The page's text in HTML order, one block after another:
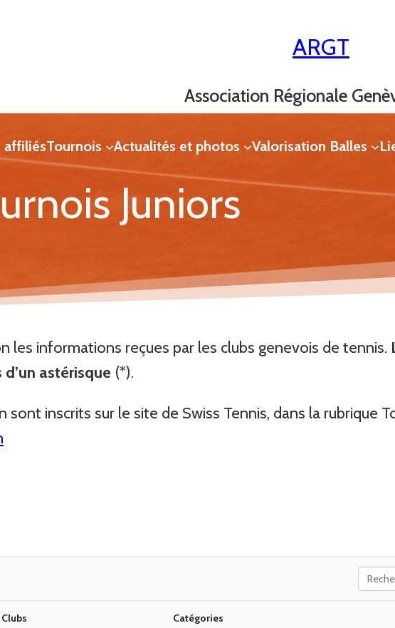
ARGT
Association Régionale
affiliésTournois Actualités et photos Valorisation Balles
Juniors
les informations reçues par les clubs genevois de tennis.
astérisque (*).
inscrits sur le site de Swiss Tennis, dans la rubrique
Search
Clubs Catégories